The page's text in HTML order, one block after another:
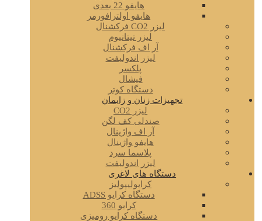
هایفو 22 بعدی
هایفو اولترافورمر
لیزر CO2 فرکشنال
لیزر تیتانیوم
آر اف فرکشنال
لیزر اندولیفت
پلکسر
فیشال
دستگاه کوتر
تجهیزات زنان و زایمان
لیزر CO2
صندلی کف لگن
آر اف واژینال
هایفو واژینال
پلاسما سرد
لیزر اندولیفت
دستگاه های لاغری
کرایولیپولیز
دستگاه کرایو ADSS
کرایو 360
دستگاه کرایو رومیزی